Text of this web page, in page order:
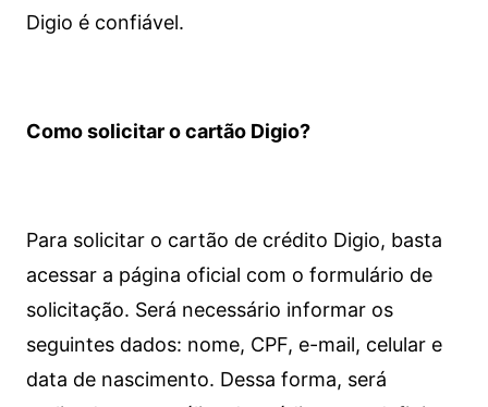
Digio é confiável.
Como solicitar o cartão Digio?
Para solicitar o cartão de crédito Digio, basta
acessar a página oficial com o formulário de
solicitação. Será necessário informar os
seguintes dados: nome, CPF, e-mail, celular e
data de nascimento. Dessa forma, será